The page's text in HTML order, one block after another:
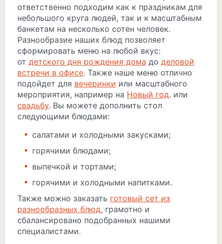
ответственно подходим как к праздникам для
небольшого круга людей, так и к масштабным
банкетам на несколько сотен человек.
Разнообразие наших блюд позволяет
сформировать меню на любой вкус:
от детского дня рождения дома до деловой
встречи в офисе. Также наше меню отлично
подойдет для вечеринки или масштабного
мероприятия, например на Новый год. или
свадьбу. Вы можете дополнить стол
следующими блюдами:
салатами и холодными закусками;
горячими блюдами;
выпечкой и тортами;
горячими и холодными напитками.
Также можно заказать готовый сет из
разнообразных блюд, грамотно и
сбалансировано подобранных нашими
специалистами.